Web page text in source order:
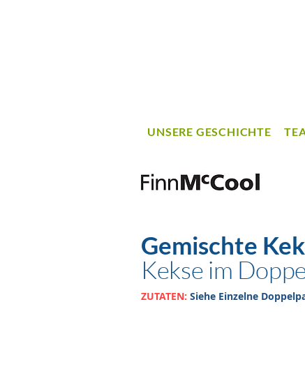
UNSERE GESCHICHTE
Gemischte
Kekse im
ZUTATEN: Siehe Einzelne